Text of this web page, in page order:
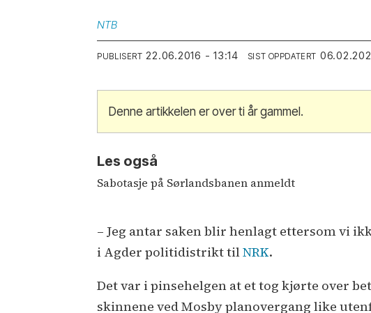
NTB
PUBLISERT 22.06.2016 - 13:14 SIST OPPDATERT
Denne artikkelen er over ti år gammel.
Les også
Sabotasje på Sørlandsbanen anmeldt
– Jeg antar saken blir henlagt ettersom vi
i Agder politidistrikt tilNRK.
Det var i pinsehelgen at et tog kjørte over
skinnene ved Mosby planovergang like